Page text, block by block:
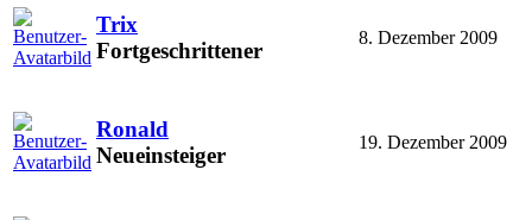
Trix
Fortgeschrittener
8. Dezember 2009
Ronald
Neueinsteiger
19. Dezember 2009